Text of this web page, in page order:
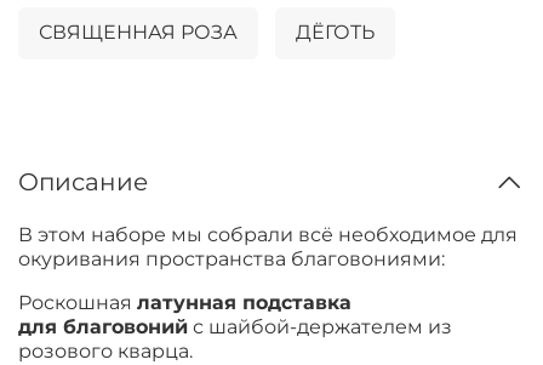
СВЯЩЕННАЯ РОЗА ДЁГОТЬ
Описание
В этом наборе мы собрали всё необходимое для
окуривания пространства благовониями:
Роскошная латунная подставка
для благовоний с шайбой-держателем из
розового кварца.